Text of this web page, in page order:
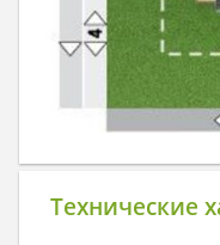
Технические